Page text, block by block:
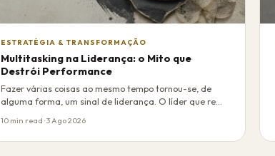
ESTRATÉGIA & TRANSFORMAÇÃO
Multitasking na Liderança: o Mito que
Destrói Performance
Fazer várias coisas ao mesmo tempo tornou-se, de
alguma forma, um sinal de liderança. O líder que re…
10 min read · 3 Ago 2026